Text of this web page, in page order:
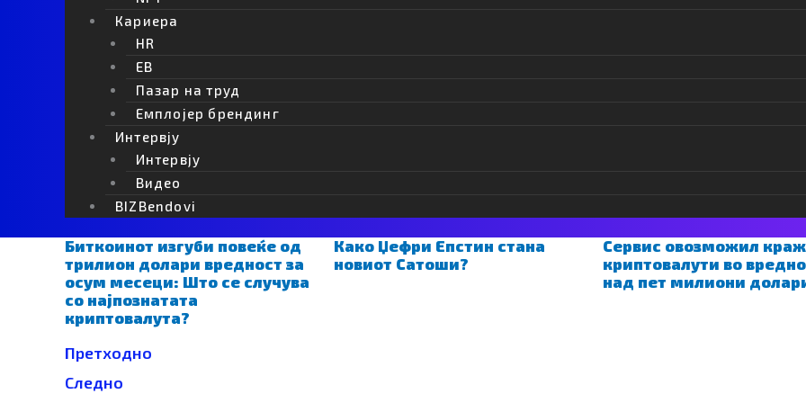
Кариера
HR
EB
Пазар на труд
Емплојер брендинг
Интервју
Интервју
Видео
BIZBendovi
предавач, зависник од ТикТок...многу именки ја дефинираат
Велковска, а еден хаштаг ги обединува сите #ILoveMyJob
ПОВРЗАНО
Биткоинот изгуби повеќе од
трилион долари вредност за
осум месеци: Што се случува
со најпознатата
криптовалута?
Како Џефри Епстин стана
новиот Сатоши?
Сервис овозможил
криптовалути во
над пет милиони
Prev
Претходно
Следно
Next